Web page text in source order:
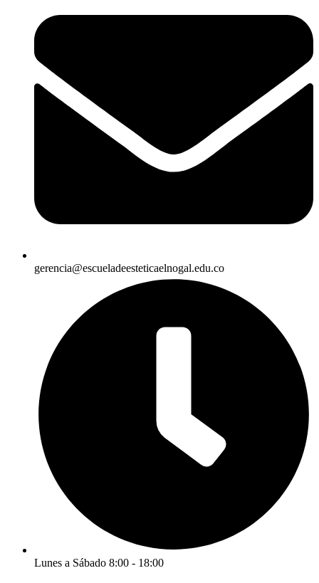
gerencia@escueladeesteticaelnogal.edu.co
Lunes a Sábado 8:00 - 18:00